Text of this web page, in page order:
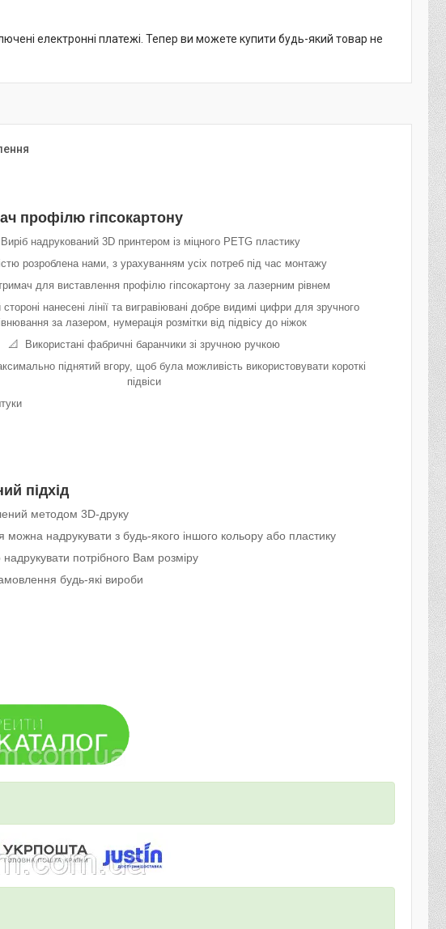
електронні платежі. Тепер ви можете купити будь-який товар не
профілю гіпсокартону
надрукований 3D принтером із міцного PETG пластику
розроблена нами, з урахуванням усіх потреб під час монтажу
для виставлення профілю гіпсокартону за лазерним рівнем
нанесені лінії та вигравіювані добре видимі цифри для зручного
за лазером, нумерація розмітки від підвісу до ніжок
📐 Використані фабричні баранчики зі зручною ручкою
піднятий вгору, щоб була можливість використовувати короткі
підвіси
підхід
методом 3D-друку
надрукувати з будь-якого іншого кольору або пластику
потрібного Вам розміру
будь-які вироби